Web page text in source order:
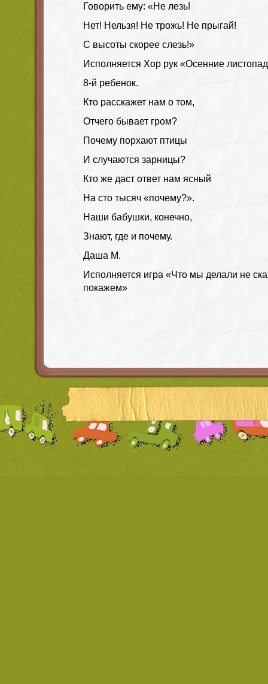
Говорить ему: «Не лезь!
Нет! Нельзя! Не трожь! Не прыгай!
С высоты скорее слезь!»
Исполняется Хор рук «Осенние
8-й ребенок.
Кто расскажет нам о том,
Отчего бывает гром?
Почему порхают птицы
И случаются зарницы?
Кто же даст ответ нам ясный
На сто тысяч «почему?».
Наши бабушки, конечно,
Знают, где и почему.
Даша М.
Исполняется игра «Что мы делали не
покажем»